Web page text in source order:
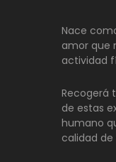
Nace
amor que
actividad
Recogerá
de estas
humano
calidad de